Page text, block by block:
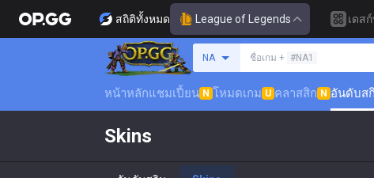
สถิติทั้งหมด League of Legends เดส
NA
ค้นหาซัมมอนเนอร์
ชื่อเกม + #NA1
หน้าหลักแชมเปี้ยน N โหมดเกม U คลาสสิก N อันดับส
Skins